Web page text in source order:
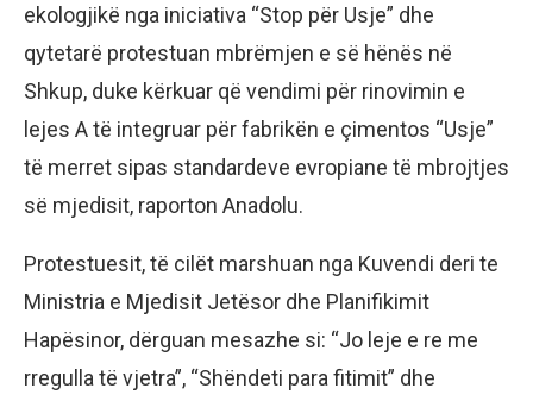
ekologjikë nga iniciativa “Stop për Usje” dhe
qytetarë protestuan mbrëmjen e së hënës në
Shkup, duke kërkuar që vendimi për rinovimin e
lejes A të integruar për fabrikën e çimentos “Usje”
të merret sipas standardeve evropiane të mbrojtjes
së mjedisit, raporton Anadolu.
Protestuesit, të cilët marshuan nga Kuvendi deri te
Ministria e Mjedisit Jetësor dhe Planifikimit
Hapësinor, dërguan mesazhe si: “Jo leje e re me
rregulla të vjetra”, “Shëndeti para fitimit” dhe